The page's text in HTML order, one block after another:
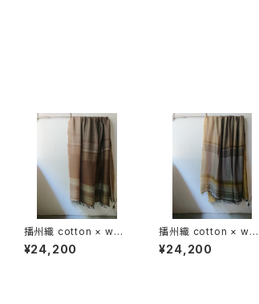
播州織 cotton × woo
l __ border 220-120
枯野GK
¥24,200
播州織 cotton × woo
l __ border 220-120
花灯路GK
¥24,200